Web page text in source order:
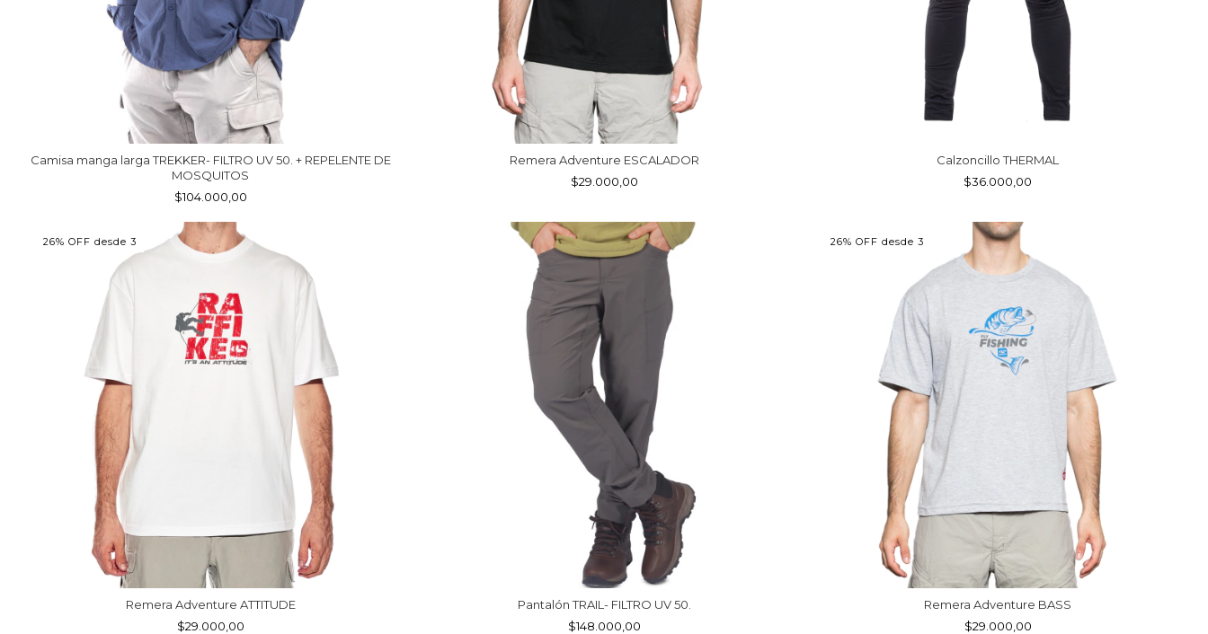
Camisa manga larga TREKKER- FILTRO UV 50. + REPELENTE DE
MOSQUITOS
$104.000,00
Remera Adventure ESCALADOR
$29.000,00
Calzoncillo THERMAL
$36.000,00
26% OFF desde 3
Remera Adventure ATTITUDE
$29.000,00
Pantalón TRAIL- FILTRO UV 50.
$148.000,00
26% OFF desde 3
Remera Adventure BASS
$29.000,00